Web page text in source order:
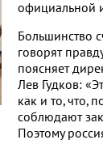
официальной
Большинство
говорят
поясняет
Лев Гудков:
как и то, что,
соблюдают
Поэтому